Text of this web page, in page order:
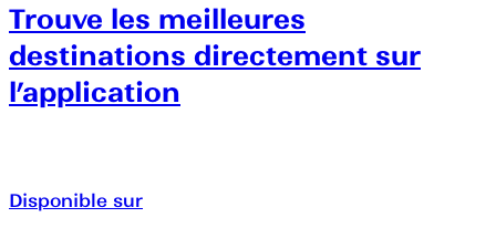
Trouve les meilleures
destinations directement sur
l’application
Disponible sur